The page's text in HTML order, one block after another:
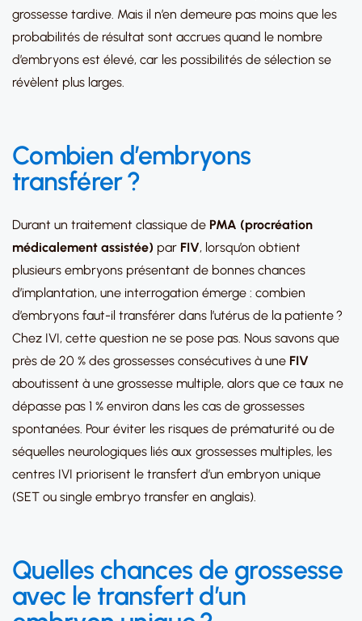
grossesse tardive. Mais il n’en demeure pas moins que les
probabilités de résultat sont accrues quand le nombre
d’embryons est élevé, car les possibilités de sélection se
révèlent plus larges.
Combien d’embryons
transférer ?
Durant un traitement classique de PMA (procréation
médicalement assistée) par FIV, lorsqu’on obtient
plusieurs embryons présentant de bonnes chances
d’implantation, une interrogation émerge : combien
d’embryons faut-il transférer dans l’utérus de la patiente ?
Chez IVI, cette question ne se pose pas. Nous savons que
près de 20 % des grossesses consécutives à une FIV
aboutissent à une grossesse multiple, alors que ce taux ne
dépasse pas 1 % environ dans les cas de grossesses
spontanées. Pour éviter les risques de prématurité ou de
séquelles neurologiques liés aux grossesses multiples, les
centres IVI priorisent le transfert d’un embryon unique
(SET ou single embryo transfer en anglais).
Quelles chances de grossesse
avec le transfert d’un